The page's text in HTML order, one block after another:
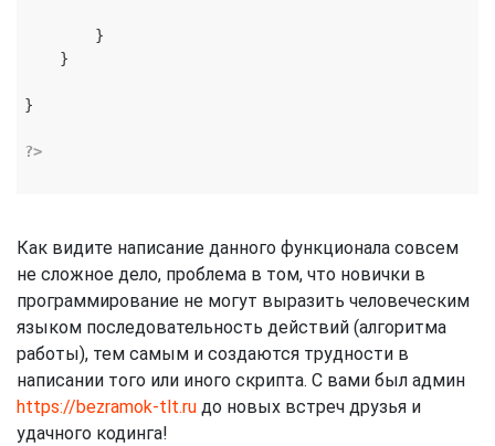
        }
    }
}
?>
Как видите написание данного функционала совсем
не сложное дело, проблема в том, что новички в
программирование не могут выразить человеческим
языком последовательность действий (алгоритма
работы), тем самым и создаются трудности в
написании того или иного скрипта. С вами был админ
https://bezramok-tlt.ru до новых встреч друзья и
удачного кодинга!